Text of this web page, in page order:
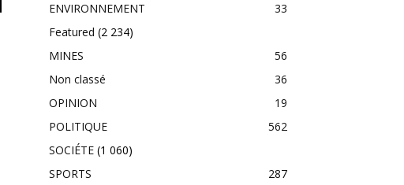
ENVIRONNEMENT
33
Featured (2 234)
MINES
56
Non classé
36
OPINION
19
POLITIQUE
562
SOCIÉTE (1 060)
SPORTS
287